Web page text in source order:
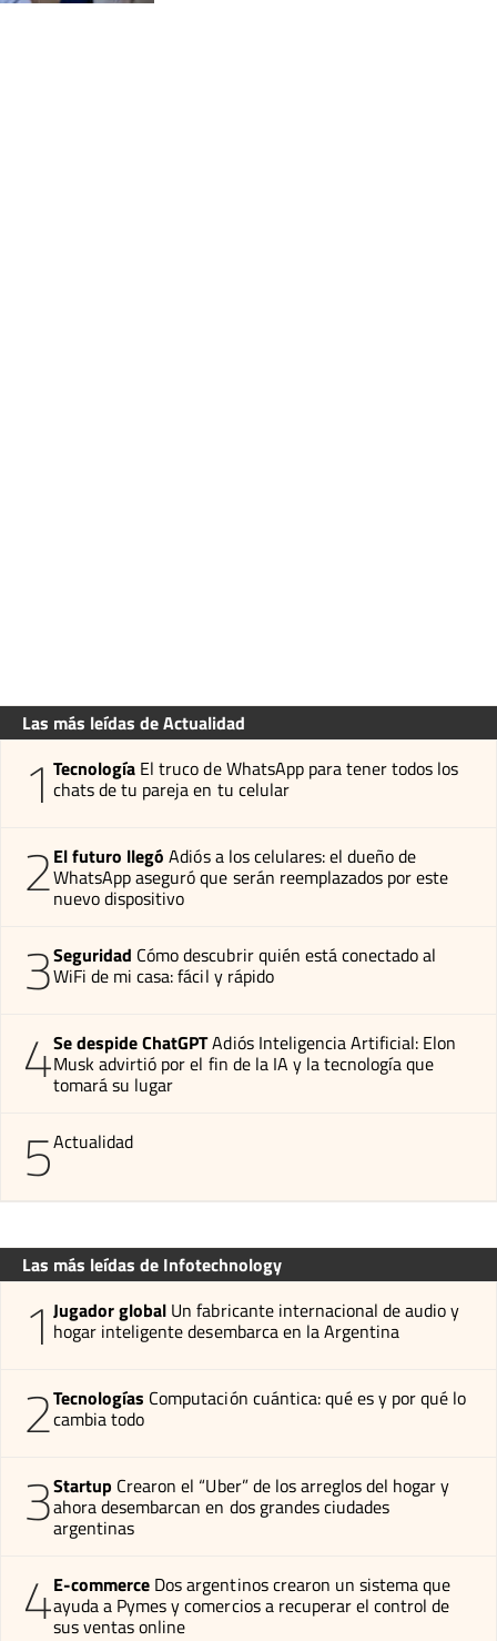
Las más leídas de Actualidad
1 Tecnología El truco de WhatsApp para tener todos los
chats de tu pareja en tu celular
2El futuro llegó Adiós a los celulares: el dueño de
WhatsApp aseguró que serán reemplazados por este
nuevo dispositivo
3Seguridad Cómo descubrir quién está conectado al
WiFi de mi casa: fácil y rápido
4Se despide ChatGPTAdiós Inteligencia Artificial: Elon
Musk advirtió por el fin de la IA y la tecnología que
tomará su lugar
5Actualidad
Las más leídas de Infotechnology
1 Jugador global Un fabricante internacional de audio y
hogar inteligente desembarca en la Argentina
2Tecnologías Computación cuántica: qué es y por qué lo
cambia todo
3Startup Crearon el “Uber” de los arreglos del hogar y
ahora desembarcan en dos grandes ciudades
argentinas
4E-commerce Dos argentinos crearon un sistema que
ayuda a Pymes y comercios a recuperar el control de
sus ventas online